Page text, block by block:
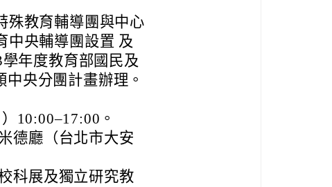
殊教育輔導團與中心
中央輔導團設置 及
年度教育部國民及
央分團計畫辦理。
10:00–17:00。
德廳（台北市大安
科展及獨立研究教